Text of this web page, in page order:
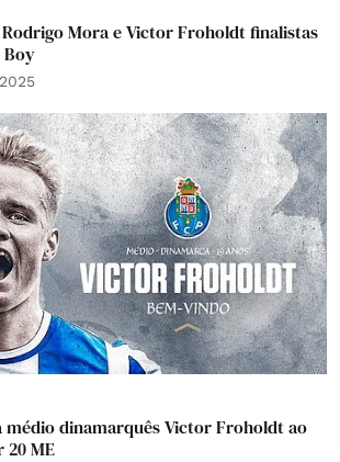
Rodrigo Mora e Victor Froholdt finalistas
Boy
dinamarquês Victor Froholdt ao
20 ME